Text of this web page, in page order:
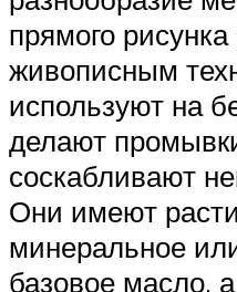
прямого
живописным
используют на
делают
соскабливают
Они имеют
минеральное
базовое масло,